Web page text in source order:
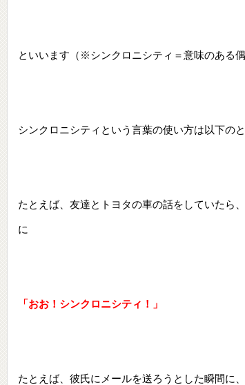
といいます（※シンクロニシティ＝意味のある偶
シンクロニシティという言葉の使い方は以下のと
たとえば、友達とトヨタの車の話をしていたら
に
「おお！シンクロニシティ！」
たとえば、彼氏にメールを送ろうとした瞬間に